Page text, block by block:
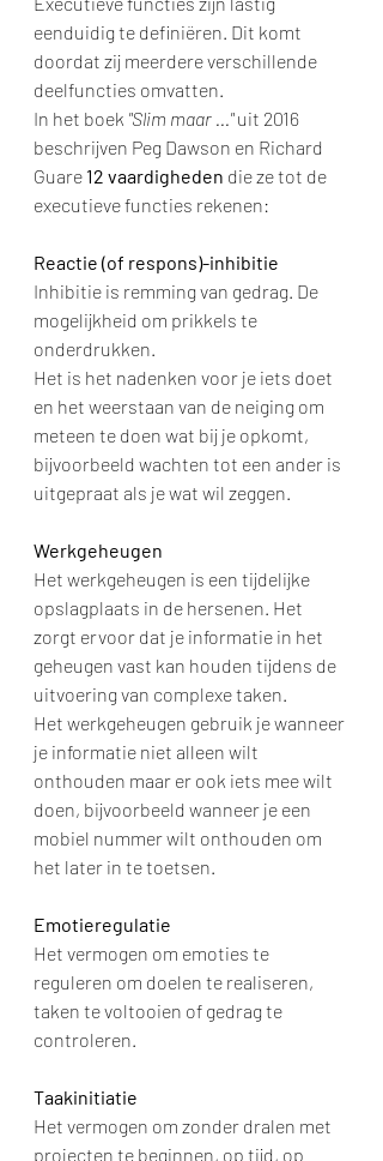
eenduidig te definiëren. Dit komt
doordat zij meerdere verschillende
deelfuncties omvatten.
In het boek "Slim maar ..." uit 2016
beschrijven Peg Dawson en Richard
Guare 12 vaardigheden die ze tot de
executieve functies rekenen:
Reactie (of respons)-inhibitie
Inhibitie is remming van gedrag. De
mogelijkheid om prikkels te
onderdrukken.
Het is het nadenken voor je iets doet
en het weerstaan van de neiging om
meteen te doen wat bij je opkomt,
bijvoorbeeld wachten tot een ander is
uitgepraat als je wat wil zeggen.
Werkgeheugen
Het werkgeheugen is een tijdelijke
opslagplaats in de hersenen. Het
zorgt ervoor dat je informatie in het
geheugen vast kan houden tijdens de
uitvoering van complexe taken.
Het werkgeheugen gebruik je wanneer
je informatie niet alleen wilt
onthouden maar er ook iets mee wilt
doen, bijvoorbeeld wanneer je een
mobiel nummer wilt onthouden om
het later in te toetsen.
Emotieregulatie
Het vermogen om emoties te
reguleren om doelen te realiseren,
taken te voltooien of gedrag te
controleren.
Taakinitiatie
Het vermogen om zonder dralen met
projecten te beginnen, op tijd, op